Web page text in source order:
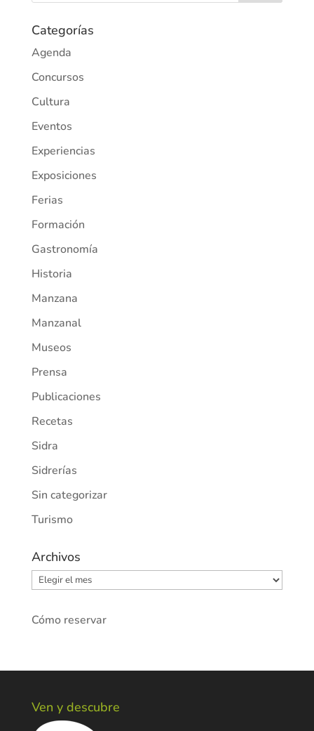
Categorías
Agenda
Concursos
Cultura
Eventos
Experiencias
Exposiciones
Ferias
Formación
Gastronomía
Historia
Manzana
Manzanal
Museos
Prensa
Publicaciones
Recetas
Sidra
Sidrerías
Sin categorizar
Turismo
Archivos
Archivos
Cómo reservar
Ven y descubre